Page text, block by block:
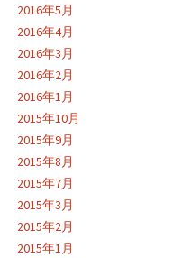
2016年5月
2016年4月
2016年3月
2016年2月
2016年1月
2015年10月
2015年9月
2015年8月
2015年7月
2015年3月
2015年2月
2015年1月